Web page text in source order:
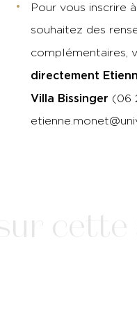
Pour vous inscrire
souhaitez des
complémentaires,
directement
Villa Bissinger (06
cette